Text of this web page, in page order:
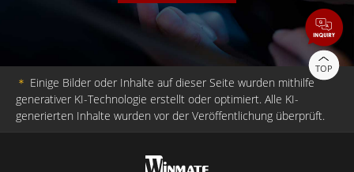
TOP
＊ Einige Bilder oder Inhalte auf dieser Seite wurden mithilfe
generativer KI-Technologie erstellt oder optimiert. Alle KI-
generierten Inhalte wurden vor der Veröffentlichung überprüft.